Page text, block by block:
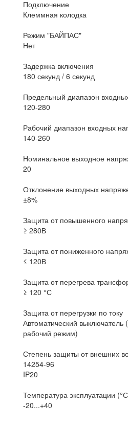
Подключение
Клеммная колодка
Режим "БАЙПАС"
Нет
Задержка включения
180 секунд / 6 секунд
Предельный диапазон
120-280
Рабочий диапазон входных
140-260
Номинальное выходное
20
Отклонение выходных
±8%
Защита от повышенного
≥ 280В
Защита от пониженного
≤ 120В
Защита от перегрева
≥ 120 °С
Защита от перегрузки по току
Автоматический выключатель
рабочий режим)
Степень защиты от внешних
14254-96
IP20
Температура эксплуатации
-20...+40